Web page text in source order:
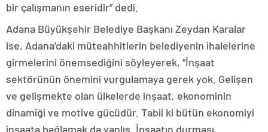
bir çalışmanın eseridir” dedi.
Adana Büyükşehir Belediye Başkanı Zeydan Karalar
ise, Adana’daki müteahhitlerin belediyenin ihalelerine
girmelerini önemsediğini söyleyerek, “İnşaat
sektörünün önemini vurgulamaya gerek yok. Gelişen
ve gelişmekte olan ülkelerde inşaat, ekonominin
dinamiği ve motive gücüdür. Tabii ki bütün ekonomiyi
inşaata bağlamak da yanlış. İnşaatın durması